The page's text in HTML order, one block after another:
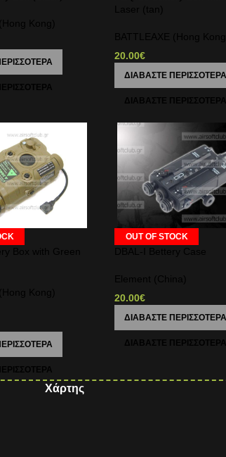
20.00€
ΔΙΑΒΆΣΤΕ ΠΕΡΙΣΣΌΤΕΡΑ
OUT OF STOCK
20.00€
ΔΙΑΒΆΣΤΕ ΠΕΡΙΣΣΌΤΕΡΑ
Χάρτης